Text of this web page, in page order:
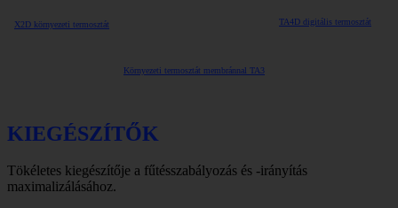
X2D környezeti termosztát
Környezeti termosztát membránnal TA3
TA4D digitális termosztát
KIEGÉSZÍTŐK
Tökéletes kiegészítője a fűtésszabályozás és -irányítás
maximalizálásához.